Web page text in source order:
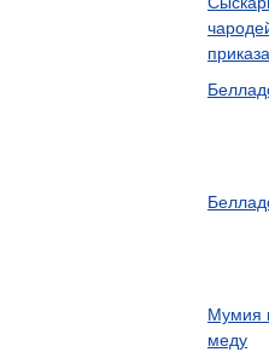
приказа
Мумия
меду